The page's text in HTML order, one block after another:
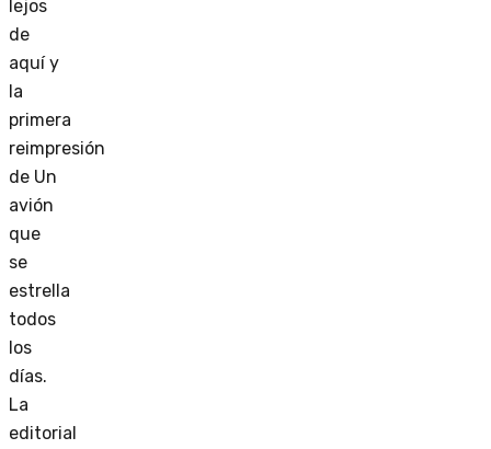
lejos
de
aquí y
la
primera
reimpresión
de Un
avión
que
se
estrella
todos
los
días.
La
editorial